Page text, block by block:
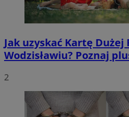
Jak uzyskać Kartę Dużej
Wodzisławiu? Poznaj
2